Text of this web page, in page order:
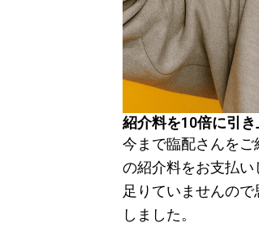
紹介料を10倍に引き
今まで臨配さんを
の紹介料をお支払
足りていませんの
しました。